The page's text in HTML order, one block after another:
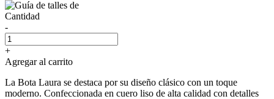
Cantidad
-
+
Agregar al carrito
La Bota Laura se destaca por su diseño clásico con un toque
moderno. Confeccionada en cuero liso de alta calidad con detalles